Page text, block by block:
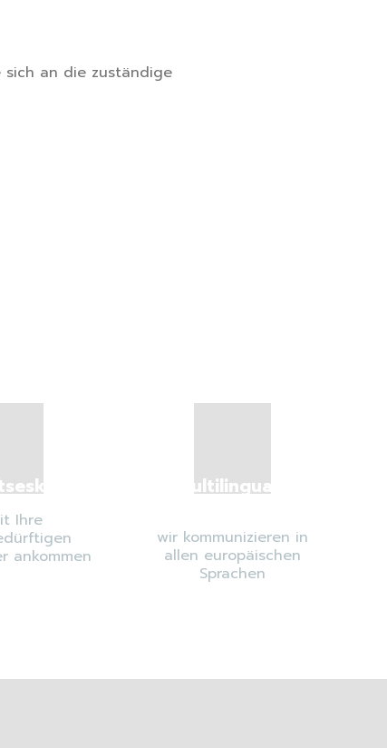
sich an die zuständige
Ihre
ankommen
Multilinguale
wir kommunizieren in
allen europäischen
Sprachen